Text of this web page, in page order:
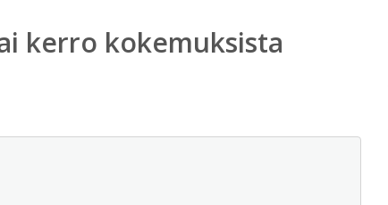
kerro kokemuksista